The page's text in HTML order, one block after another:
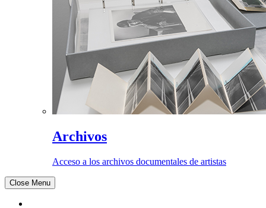
Archivos
Acceso a los archivos documentales de artistas
Close Menu